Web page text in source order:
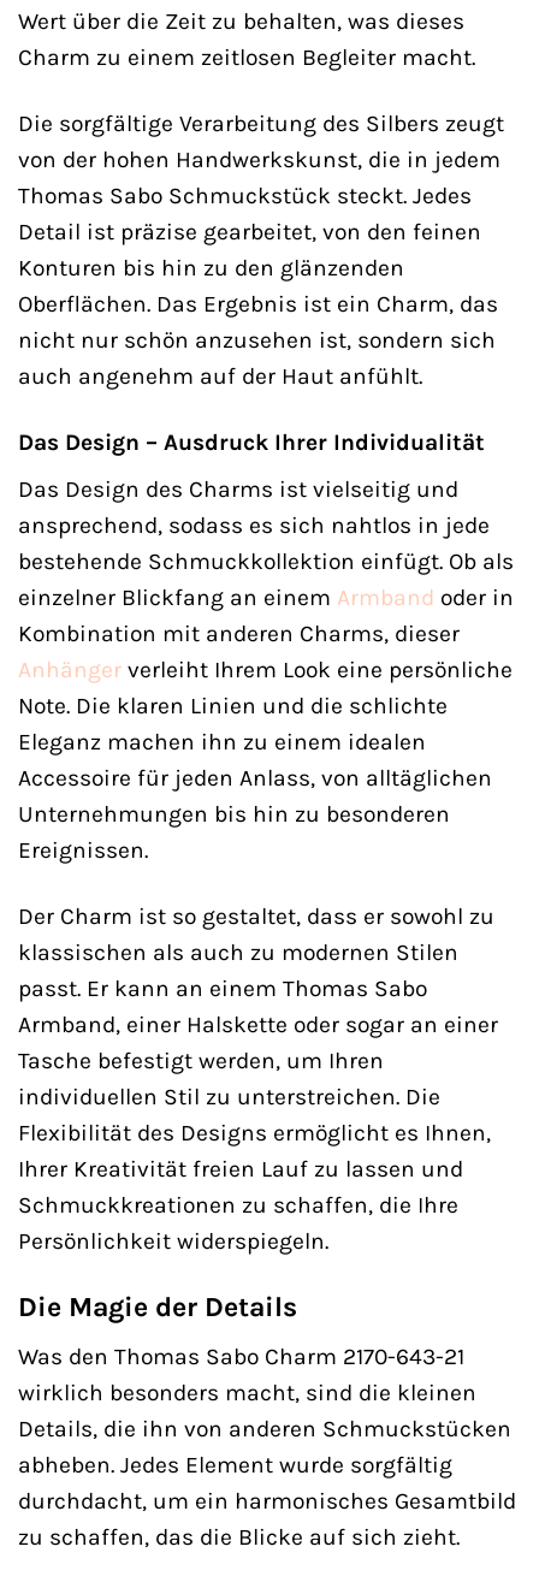
Wert über die Zeit zu behalten, was dieses
Charm zu einem zeitlosen Begleiter macht.
Die sorgfältige Verarbeitung des Silbers zeugt
von der hohen Handwerkskunst, die in jedem
Thomas Sabo Schmuckstück steckt. Jedes
Detail ist präzise gearbeitet, von den feinen
Konturen bis hin zu den glänzenden
Oberflächen. Das Ergebnis ist ein Charm, das
nicht nur schön anzusehen ist, sondern sich
auch angenehm auf der Haut anfühlt.
Das Design – Ausdruck Ihrer Individualität
Das Design des Charms ist vielseitig und
ansprechend, sodass es sich nahtlos in jede
bestehende Schmuckkollektion einfügt. Ob als
einzelner Blickfang an einem Armband oder in
Kombination mit anderen Charms, dieser
Anhänger verleiht Ihrem Look eine persönliche
Note. Die klaren Linien und die schlichte
Eleganz machen ihn zu einem idealen
Accessoire für jeden Anlass, von alltäglichen
Unternehmungen bis hin zu besonderen
Ereignissen.
Der Charm ist so gestaltet, dass er sowohl zu
klassischen als auch zu modernen Stilen
passt. Er kann an einem Thomas Sabo
Armband, einer Halskette oder sogar an einer
Tasche befestigt werden, um Ihren
individuellen Stil zu unterstreichen. Die
Flexibilität des Designs ermöglicht es Ihnen,
Ihrer Kreativität freien Lauf zu lassen und
Schmuckkreationen zu schaffen, die Ihre
Persönlichkeit widerspiegeln.
Die Magie der Details
Was den Thomas Sabo Charm 2170-643-21
wirklich besonders macht, sind die kleinen
Details, die ihn von anderen Schmuckstücken
abheben. Jedes Element wurde sorgfältig
durchdacht, um ein harmonisches Gesamtbild
zu schaffen, das die Blicke auf sich zieht.